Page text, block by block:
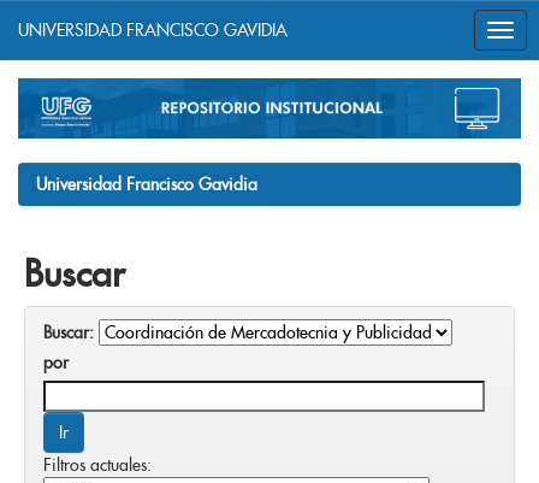
navigation
UNIVERSIDAD FRANCISCO GAVIDIA
Universidad Francisco Gavidia
Buscar
Buscar:
por
Filtros actuales: